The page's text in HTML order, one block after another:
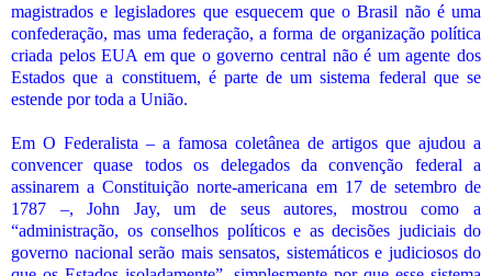
magistrados e legisladores que esquecem que o Brasil não é uma
confederação, mas uma federação, a forma de organização política
criada pelos EUA em que o governo central não é um agente dos
Estados que a constituem, é parte de um sistema federal que se
estende por toda a União.
Em O Federalista – a famosa coletânea de artigos que ajudou a
convencer quase todos os delegados da convenção federal a
assinarem a Constituição norte-americana em 17 de setembro de
1787 –, John Jay, um de seus autores, mostrou como a
“administração, os conselhos políticos e as decisões judiciais do
governo nacional serão mais sensatos, sistemáticos e judiciosos do